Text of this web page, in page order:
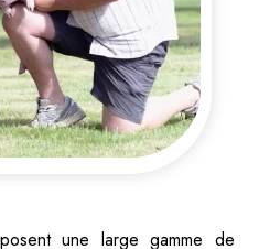
une large gamme de